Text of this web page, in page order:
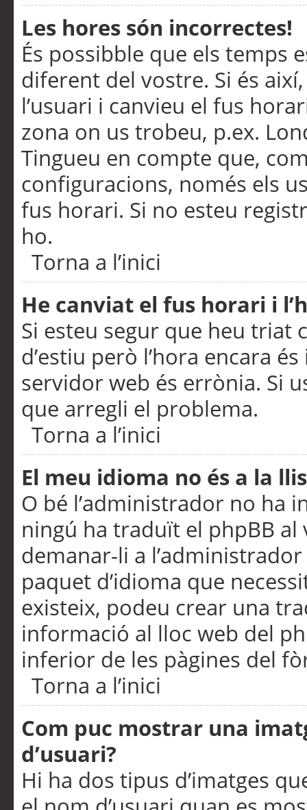
Les hores són incorrectes!
És possibble que els temps
diferent del vostre. Si és
l’usuari i canvieu el fus
zona on us trobeu, p.ex.
Tingueu en compte que,
configuracions, només els
fus horari. Si no esteu
ho.
Torna a l’inici
He canviat el fus horari i
Si esteu segur que heu triat
d’estiu però l’hora encara
servidor web és errònia. Si
que arregli el problema.
Torna a l’inici
El meu idioma no és a la
O bé l’administrador no ha
ningú ha traduït el phpBB
demanar-li a
paquet d’idioma que
existeix, podeu crear una
informació al lloc web del
inferior de les pàgines del
Torna a l’inici
Com puc mostrar una
d’usuari?
Hi ha dos tipus d’imatges